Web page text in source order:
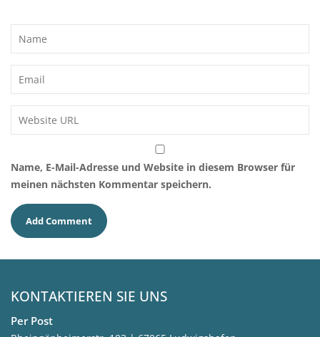
Name, E-Mail-Adresse und Website in diesem Browser für
meinen nächsten Kommentar speichern.
KONTAKTIEREN SIE UNS
Per Post